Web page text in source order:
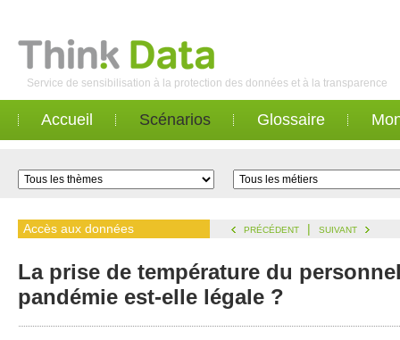
Service de sensibilisation à la protection des données et à la transparence
Accueil Scénarios Glossaire
Accès aux données PRÉCÉDENT | SUIVANT
La prise de température du
pandémie est-elle légale ?